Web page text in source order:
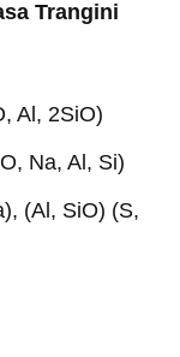
Trangini
Al, 2SiO)
Na, Al, Si)
(Al, SiO) (S,